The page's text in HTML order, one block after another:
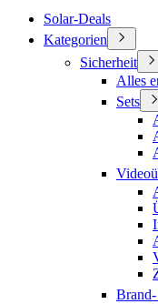
Solar-Deals
Kategorien
Sicherheit
Alles
Sets
Brand-